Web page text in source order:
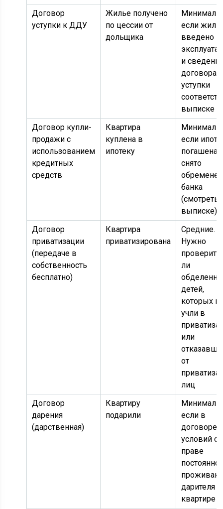
Договор
уступки к ДДУ
Жилье получено
по цессии от
дольщика
если
введено в
и
договора
уступки
выписке
Договор купли-
продажи с
использованием
кредитных
средств
Квартира
куплена в
ипотеку
если
погашена
снято
банка
(смотреть
выписке)
Договор
приватизации
(передаче в
собственность
бесплатно)
Квартира
приватизирована
Средние.
Нужно
ли
детей,
которых
учли в
или
от
лиц
Договор
дарения
(дарственная)
Квартиру
подарили
если в
договоре
условий о
праве
дарителя в
квартире